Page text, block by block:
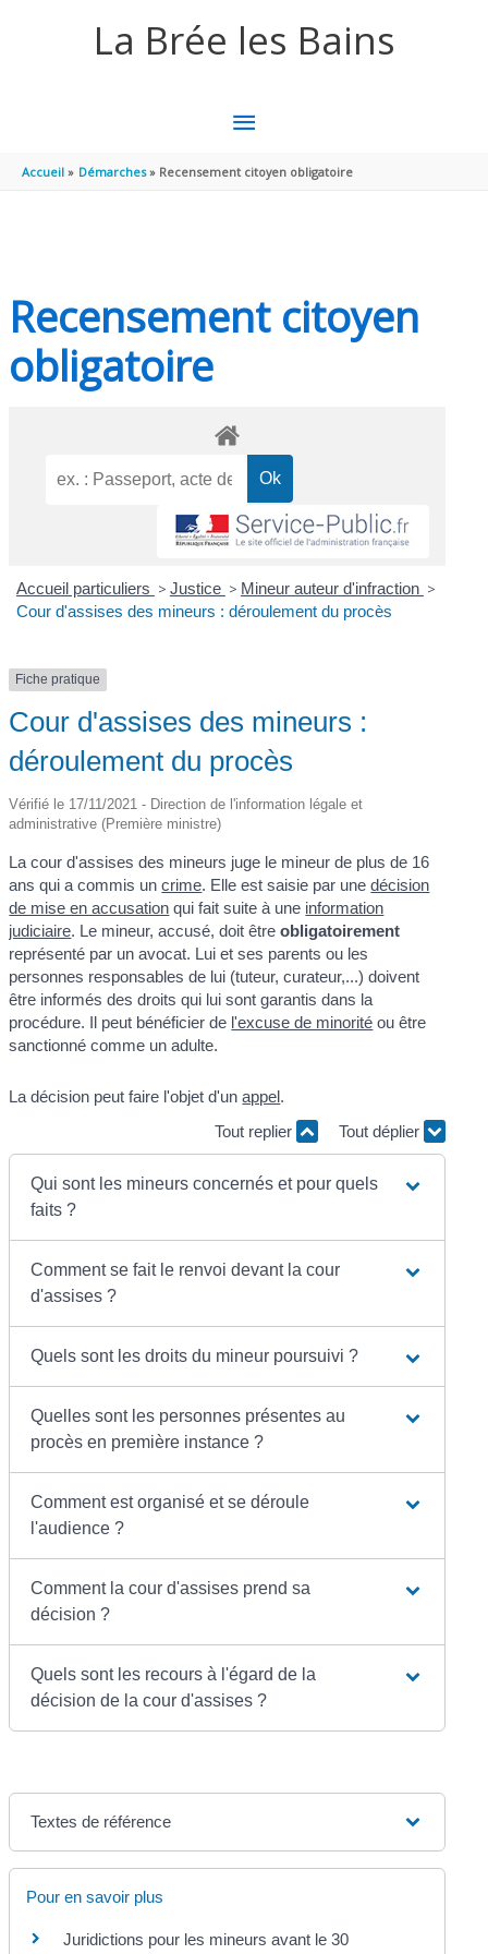
La Brée les Bains
MENU
PRINCIPAL
Accueil Démarches Recensement citoyen obligatoire
Recensement citoyen
obligatoire
Accueil particuliers > Justice > Mineur auteur d'infraction >
Cour d'assises des mineurs : déroulement du procès
Fiche pratique
Cour d'assises des mineurs :
déroulement du procès
Vérifié le 17/11/2021 - Direction de l'information légale et
administrative (Première ministre)
La cour d'assises des mineurs juge le mineur de plus de 16
ans qui a commis uncrime. Elle est saisie par unedécision
de mise en accusation qui fait suite à une information
judiciaire. Le mineur, accusé, doit êtreobligatoirement
représenté par un avocat. Lui et ses parents ou les
personnes responsables de lui (tuteur, curateur,...) doivent
être informés des droits qui lui sont garantis dans la
procédure. Il peut bénéficier de l'excuse de minorité ou être
sanctionné comme un adulte.
La décision peut faire l'objet d'unappel.
Tout replier
Tout déplier
Qui sont les mineurs concernés et pour quels
faits ?
Comment se fait le renvoi devant la cour
d'assises ?
Quels sont les droits du mineur poursuivi ?
Quelles sont les personnes présentes au
procès en première instance ?
Comment est organisé et se déroule
l'audience ?
Comment la cour d'assises prend sa
décision ?
Quels sont les recours à l'égard de la
décision de la cour d'assises ?
Textes de référence
Pour en savoir plus
Juridictions pour les mineurs avant le 30